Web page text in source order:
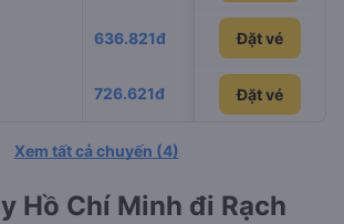
636.821đ VietJet Air
Đặt vé
726.621đ Vietravel
Đặt vé
Đặt vé
Xem tất cả chuyến (4)
Hồ Chí Minh đi Rạch